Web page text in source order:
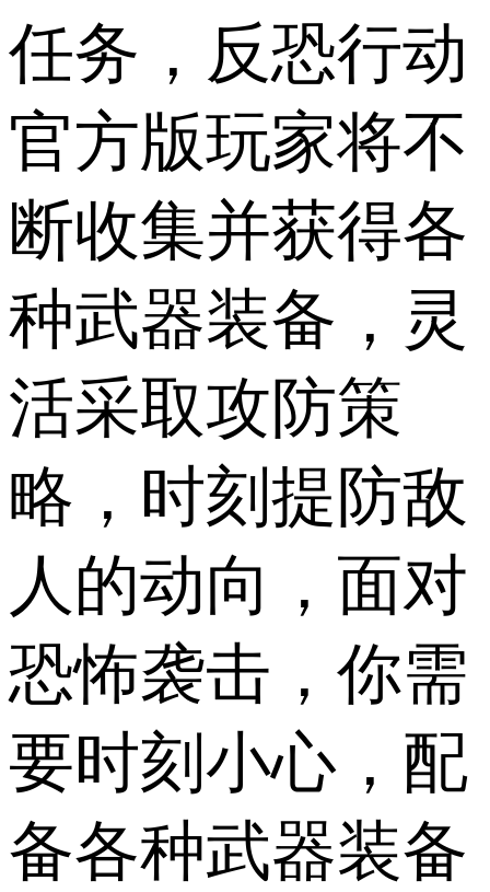
任务，反恐行动
官方版玩家将不
断收集并获得各
种武器装备，灵
活采取攻防策
略，时刻提防敌
人的动向，面对
恐怖袭击，你需
要时刻小心，配
备各种武器装备